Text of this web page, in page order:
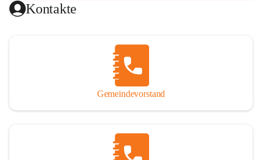
Kontakte
Gemeindevorstand